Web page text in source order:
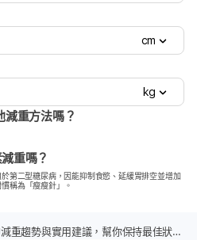
cm
kg
減重方法嗎？
重嗎？
第二型糖尿病，因能抑制食慾、延緩胃排空並增加
稱為「瘦瘦針」。
重趨勢與實用建議，幫你保持最佳狀